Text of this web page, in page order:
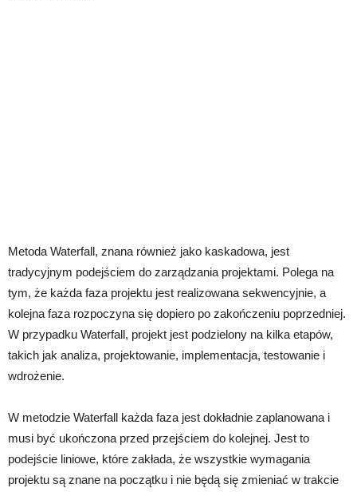
Metoda Waterfall, znana również jako kaskadowa, jest
tradycyjnym podejściem do zarządzania projektami. Polega na
tym, że każda faza projektu jest realizowana sekwencyjnie, a
kolejna faza rozpoczyna się dopiero po zakończeniu poprzedniej.
W przypadku Waterfall, projekt jest podzielony na kilka etapów,
takich jak analiza, projektowanie, implementacja, testowanie i
wdrożenie.
W metodzie Waterfall każda faza jest dokładnie zaplanowana i
musi być ukończona przed przejściem do kolejnej. Jest to
podejście liniowe, które zakłada, że wszystkie wymagania
projektu są znane na początku i nie będą się zmieniać w trakcie